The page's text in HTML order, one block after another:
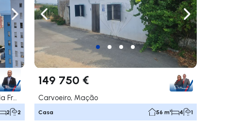
Naviga a destra
2 2
Naviga a sinistra Naviga a destra
149 750 €
Carvoeiro, Mação
Casa 56 m² 4 1